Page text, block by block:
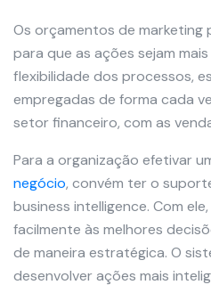
Os orçamentos de marketing
para que as ações sejam
flexibilidade dos processos,
empregadas de forma cada
setor financeiro, com as
Para a organização efetivar
negócio, convém ter o
business intelligence. Com
facilmente às melhores
de maneira estratégica. O
desenvolver ações mais